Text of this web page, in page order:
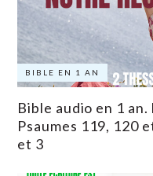
BIBLE EN 1 AN
Bible audio en 1
Psaumes 119, 120
et 3